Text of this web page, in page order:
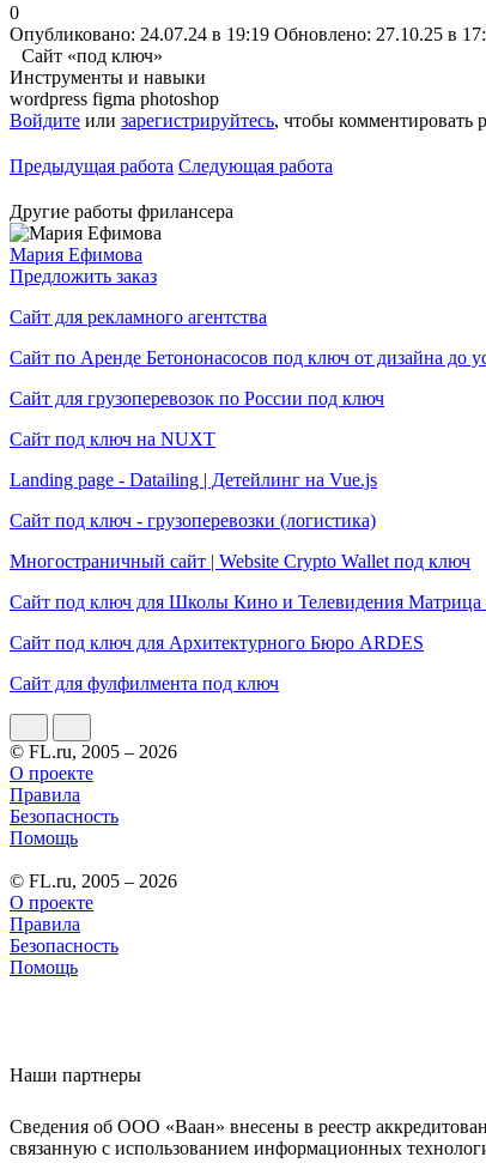
0
Опубликовано: 24.07.24 в 19:19 Обновлено: 27.10.25 в
Сайт «под ключ»
Инструменты и навыки
wordpress figma photoshop
Войдите или зарегистрируйтесь, чтобы комментировать
Предыдущая работа Следующая работа
Другие работы фрилансера
Мария Ефимова
Предложить заказ
Cайт для рекламного агентства
Cайт по Аренде Бетононасосов под ключ от дизайна до
Сайт для грузоперевозок по России под ключ
Cайт под ключ на NUXT
Landing page - Datailing | Детейлинг на Vue.js
Cайт под ключ - грузоперевозки (логистика)
Многостраничный сайт | Website Crypto Wallet под ключ
Сайт под ключ для Школы Кино и Телевидения Матрица
Cайт под ключ для Архитектурного Бюро ARDES
Cайт для фулфилмента под ключ
© FL.ru, 2005 – 2026
О проекте
Правила
Безопасность
Помощь
© FL.ru, 2005 – 2026
О проекте
Правила
Безопасность
Помощь
Наши партнеры
Сведения об ООО «Ваан» внесены в реестр
связанную с использованием информационных